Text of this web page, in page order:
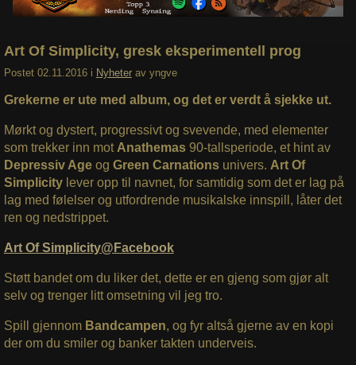
Søk
Art Of Simplicity, gresk eksperimentell prog
Postet 02.11.2016 i Nyheter av yngve
Grekerne er ute med album, og det er verdt å sjekke ut.
Mørkt og dystert, progressivt og svevende, med elementer
som trekker inn mot Anathemas 90-tallsperiode, et hint av
Depressiv Ageog Green Carnationsunivers. Art Of
Simplicitylever opp til navnet, for samtidig som det er lag på
lag med følelser og utfordrende musikalske innspill, låter det
ren og nedstrippet.
Art Of Simplicity@Facebook
Støtt bandet om du liker det, dette er en gjeng som gjør alt
selv og trenger litt omsetning vil jeg tro.
Spill gjennom Bandcampen, og fyr altså gjerne av en kopi
der om du smiler og banker takten underveis.